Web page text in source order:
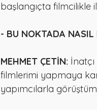
başlangıçta filmcilikle
- BU NOKTADA
MEHMET ÇETİN:
filmlerimi yapmaya
yapımcılarla